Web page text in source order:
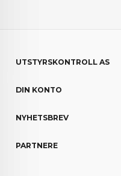
UTSTYRSKONTROLL AS
DIN KONTO
NYHETSBREV
PARTNERE